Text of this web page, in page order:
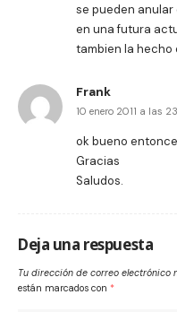
se pueden anular
en una futura
tambien la hecho
Frank
10 enero 2011 a las
ok bueno
Gracias
Saludos.
Deja una respuesta
Tu dirección de correo electrónico
están marcados con *